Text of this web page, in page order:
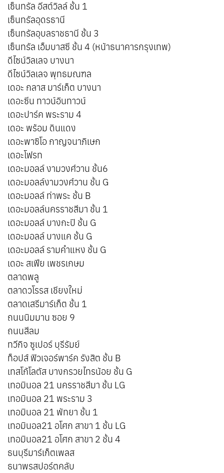
เซ็นทรัล อีสต์วิลล์ ชั้น 1
เซ็นทรัลอุดรธานี
เซ็นทรัลอุบลราชธานี ชั้น 3
เซ็นทรัล เอ็มบาสซี ชั้น 4 (หน้าธนาคารกรุงเทพ)
ดีไซน์วิลเลจ บางนา
ดีไซน์วิลเลจ พุทธมณฑล
เดอะ กลาส มาร์เก็ต บางนา
เดอะซีน ทาวน์อินทาวน์
เดอะปาร์ค พระราม 4
เดอะ พร้อม ดินแดง
เดอะพาซิโอ กาญจนาภิเษก
เดอะโฟรท
เดอะมอลล์ งามวงศ์วาน ชั้น6
เดอะมอลล์งามวงศ์วาน ชั้น G
เดอะมอลล์ ท่าพระ ชั้น B
เดอะมอลล์นครราชสีมา ชั้น 1
เดอะมอลล์ บางกะปิ ชั้น G
เดอะมอลล์ บางแค ชั้น G
เดอะมอลล์ รามคำแหง ชั้น G
เดอะ สเฟีย เพชรเกษม
ตลาดพลู
ตลาดวโรรส เชียงใหม่
ตลาดเสรีมาร์เก็ต ชั้น 1
ถนนนิมมาน ซอย 9
ถนนสีลม
ทวีกิจ ซูเปอร์ บุรีรัมย์
ท็อปส์ ฟิวเจอร์พาร์ค รังสิต ชั้น B
เทสโก้โลตัส บางกรวยไทรน้อย ชั้น G
เทอมินอล 21 นครราชสีมา ชั้น LG
เทอมินอล 21 พระราม 3
เทอมินอล 21 พัทยา ชั้น 1
เทอมินอล21 อโศก สาขา 1 ชั้น LG
เทอมินอล21 อโศก สาขา 2 ชั้น 4
ธนบุรีมาร์เก็ตเพลส
ธนาพรสปอร์ตคลับ